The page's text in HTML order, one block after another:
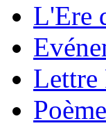
L'Ere
Lettre